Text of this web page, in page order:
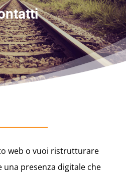
web o vuoi ristrutturare
una presenza digitale che